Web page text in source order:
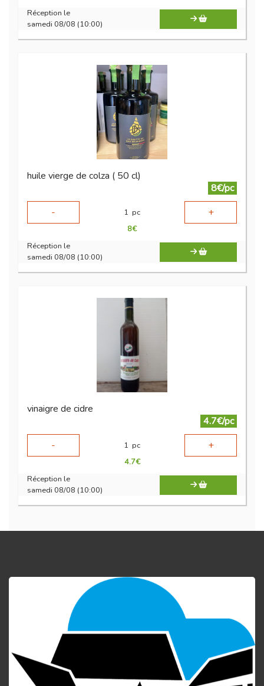
Réception le
samedi 08/08 (10:00)
huile vierge de colza ( 50 cl)
8€/pc
-
1 pc +
8€
Réception le
samedi 08/08 (10:00)
vinaigre de cidre
4.7€/pc
-
1 pc +
4.7€
Réception le
samedi 08/08 (10:00)